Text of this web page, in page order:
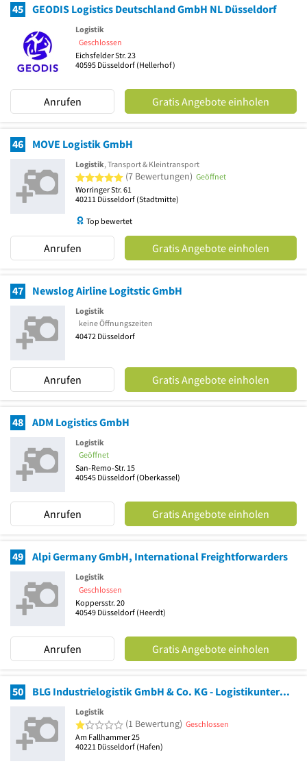
45 GEODIS Logistics Deutschland GmbH NL Düsseldorf
Logistik
Geschlossen
Eichsfelder Str. 23
40595 Düsseldorf (Hellerhof)
Anrufen Gratis Angebote einholen
46 MOVE Logistik GmbH
Logistik, Transport & Kleintransport
5 von 5 Sternen
(7 Bewertungen) Geöffnet
Worringer Str. 61
40211 Düsseldorf (Stadtmitte)
Top bewertet
Anrufen Gratis Angebote einholen
47 Newslog Airline Logitstic GmbH
Logistik
keine Öffnungszeiten
40472 Düsseldorf
Anrufen Gratis Angebote einholen
48 ADM Logistics GmbH
Logistik
Geöffnet
San-Remo-Str. 15
40545 Düsseldorf (Oberkassel)
Anrufen Gratis Angebote einholen
49 Alpi Germany GmbH, International Freightforwarders
Logistik
Geschlossen
Koppersstr. 20
40549 Düsseldorf (Heerdt)
Anrufen Gratis Angebote einholen
50 BLG Industrielogistik GmbH & Co. KG - Logistikunternehmen Düsseldorf
Logistik
1 von 5 Sternen
(1 Bewertung) Geschlossen
Am Fallhammer 25
40221 Düsseldorf (Hafen)